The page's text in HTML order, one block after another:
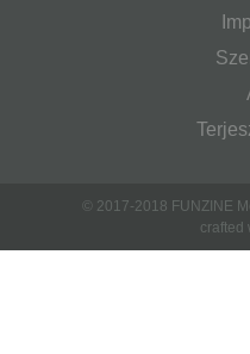
© 2017-2018 FUNZINE
crafted